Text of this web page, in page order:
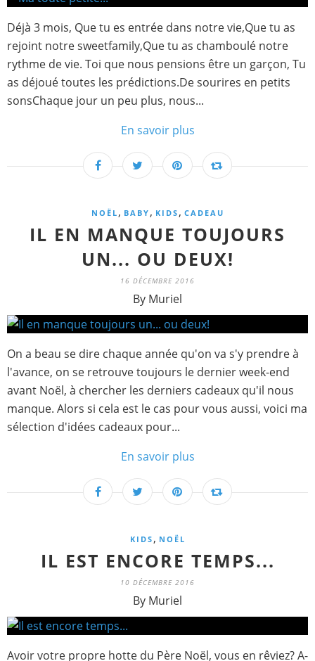
Déjà 3 mois, Que tu es entrée dans notre vie,Que tu as
rejoint notre sweetfamily,Que tu as chamboulé notre
rythme de vie. Toi que nous pensions être un garçon, Tu
as déjoué toutes les prédictions.De sourires en petits
sonsChaque jour un peu plus, nous...
En savoir plus
NOËL , BABY , KIDS , CADEAU
IL EN MANQUE TOUJOURS
UN... OU DEUX!
16 DÉCEMBRE 2016
By Muriel
On a beau se dire chaque année qu'on va s'y prendre à
l'avance, on se retrouve toujours le dernier week-end
avant Noël, à chercher les derniers cadeaux qu'il nous
manque. Alors si cela est le cas pour vous aussi, voici ma
sélection d'idées cadeaux pour...
En savoir plus
KIDS , NOËL
IL EST ENCORE TEMPS...
10 DÉCEMBRE 2016
By Muriel
Avoir votre propre hotte du Père Noël, vous en rêviez? A-